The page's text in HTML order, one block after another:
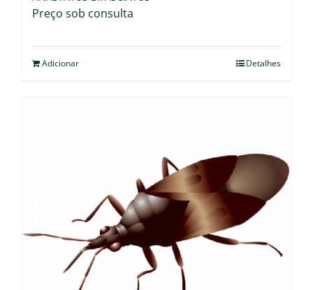
Preço sob consulta
Adicionar Detalhes